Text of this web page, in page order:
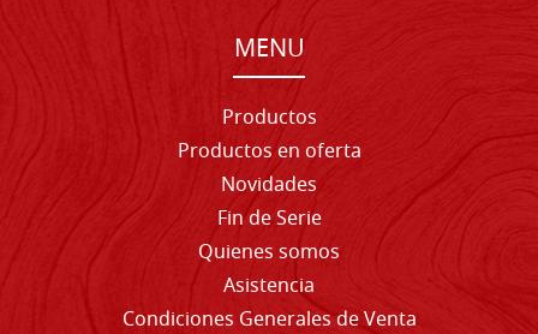
MENU
Productos
Productos en oferta
Novidades
Fin de Serie
Quienes somos
Asistencia
Condiciones Generales de Venta